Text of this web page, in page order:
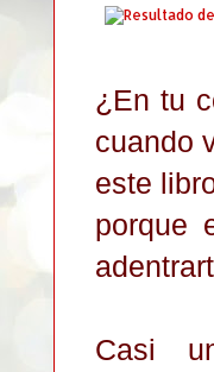
¿En tu
cuando
este
porque
Casi